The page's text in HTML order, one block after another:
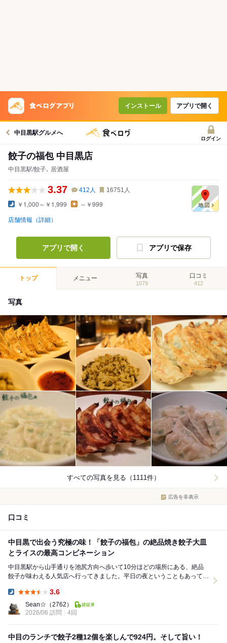
インストール アプリで開く
中目黒駅グルメへ
ログイン
餃子の福包 中目黒店
中目黒駅/餃子､ 居酒屋
3.37 412 人 16751 人
￥1,000～￥1,999 ～￥999
店舗情報（詳細）
アプリで開く アプリで保存
トップ メニュー 写真
1079
口コミ
412
写真
すべての写真を見る（1111件）
広告を非表示
口コミ
中目黒で出会う究極の味！「餃子の福包」の絶品焼き餃子大皿
とライスの最高コンビネーション
中目黒駅から山手通りを池尻方向へ歩いて10分ほどの場所にある、絶品
餃子が味わえる人気店へ行ってきました。平日の夜ということもあって今
3.6
Sean☆ （2762）
2026/06 訪問
4回
中目のランチで餃子2種12個を楽しんで924円。そして旨い！